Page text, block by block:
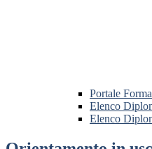
Portale
Elenco
Elenco